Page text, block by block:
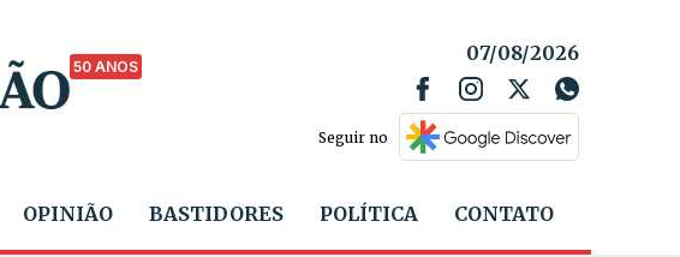
50 ANOS
07/08/2026
Seguir no
OPINIÃO BASTIDORES POLÍTICA CONTATO